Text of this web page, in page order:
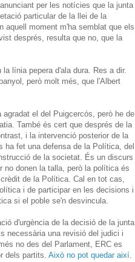
per les notícies que la junta
particular de la llei de la
aquell moment m'ha semblat que els
després, resulta que no, que la
línia pepera d'ala dura. Res a dir.
però molt més, que l'Albert
el del Puigcercós, però he de
També és cert que després de la
i la intervenció posterior de la
ha fet una defensa de la Política, del
de la societat. És un discurs
donen la talla, però la política és
de la Política. Cal en tot cas,
i de participar en les decisions i
si el poble se'n desvincula.
d'urgència de la decisió de la junta
necessària una revisió del judici i
no des del Parlament, ERC es
dels partits. Això no pot quedar així.